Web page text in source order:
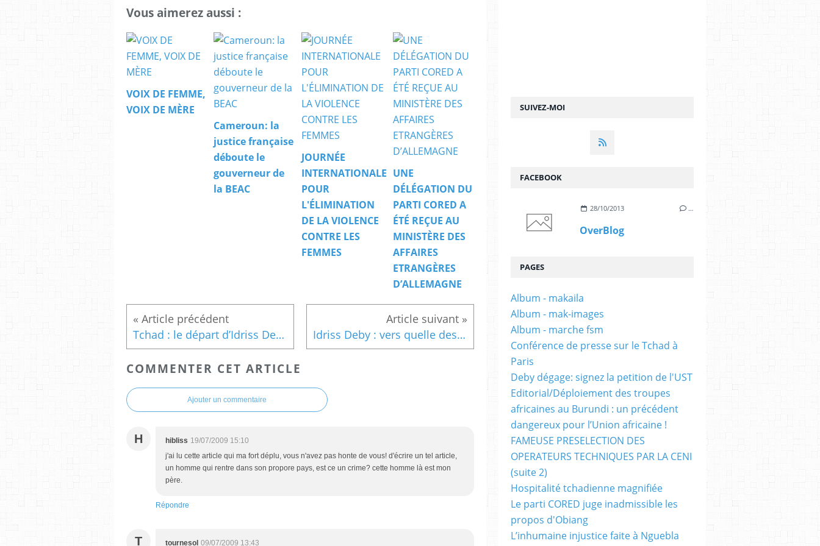
Vous aimerez aussi :
VOIX DE FEMME,
VOIX DE MÈRE
Cameroun: la
justice française
déboute le
gouverneur de
la BEAC
JOURNÉE
INTERNATIONALE
POUR
L'ÉLIMINATION
DE LA VIOLENCE
CONTRE LES
FEMMES
UNE
DÉLÉGATION DU
PARTI CORED A
ÉTÉ REÇUE AU
MINISTÈRE DES
AFFAIRES
ETRANGÈRES
D’ALLEMAGNE
Tchad : le départ d’Idriss Deby, devenu une urgence internationale ! Idriss Deby : vers quelle destination pour des tests de santé ?
COMMENTER CET ARTICLE
Ajouter un commentaire
H hibliss 19/07/2009 15:10
j'ai lu cette article qui ma fort déplu, vous n'avez pas honte de vous! d'écrire un tel article,
un homme qui rentre dans son propore pays, est ce un crime? cette homme là est mon
père.
Répondre
T tournesol 09/07/2009 13:43
SUIVEZ-MOI
FACEBOOK
28/10/2013 …
OverBlog
PAGES
Album - makaila
Album - mak-images
Album - marche fsm
Conférence de presse sur le Tchad à
Paris
Deby dégage: signez la petition de l'UST
Editorial/Déploiement des troupes
africaines au Burundi : un précédent
dangereux pour l’Union africaine !
FAMEUSE PRESELECTION DES
OPERATEURS TECHNIQUES PAR LA CENI
(suite 2)
Hospitalité tchadienne magnifiée
Le parti CORED juge inadmissible les
propos d'Obiang
L’inhumaine injustice faite à Nguebla